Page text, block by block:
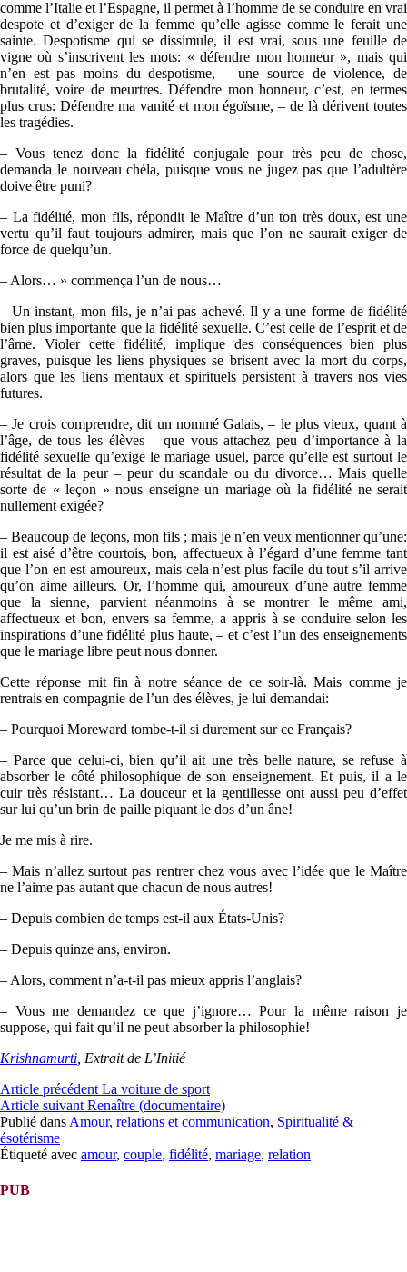
comme l’Italie et l’Espagne, il permet à l’homme de se conduire en vrai
despote et d’exiger de la femme qu’elle agisse comme le ferait une
sainte. Despotisme qui se dissimule, il est vrai, sous une feuille de
vigne où s’inscrivent les mots: « défendre mon honneur », mais qui
n’en est pas moins du despotisme, – une source de violence, de
brutalité, voire de meurtres. Défendre mon honneur, c’est, en termes
plus crus: Défendre ma vanité et mon égoïsme, – de là dérivent toutes
les tragédies.
– Vous tenez donc la fidélité conjugale pour très peu de chose,
demanda le nouveau chéla, puisque vous ne jugez pas que l’adultère
doive être puni?
– La fidélité, mon fils, répondit le Maître d’un ton très doux, est une
vertu qu’il faut toujours admirer, mais que l’on ne saurait exiger de
force de quelqu’un.
– Alors… » commença l’un de nous…
– Un instant, mon fils, je n’ai pas achevé. Il y a une forme de fidélité
bien plus importante que la fidélité sexuelle. C’est celle de l’esprit et de
l’âme. Violer cette fidélité, implique des conséquences bien plus
graves, puisque les liens physiques se brisent avec la mort du corps,
alors que les liens mentaux et spirituels persistent à travers nos vies
futures.
– Je crois comprendre, dit un nommé Galais, – le plus vieux, quant à
l’âge, de tous les élèves – que vous attachez peu d’importance à la
fidélité sexuelle qu’exige le mariage usuel, parce qu’elle est surtout le
résultat de la peur – peur du scandale ou du divorce… Mais quelle
sorte de « leçon » nous enseigne un mariage où la fidélité ne serait
nullement exigée?
– Beaucoup de leçons, mon fils ; mais je n’en veux mentionner qu’une:
il est aisé d’être courtois, bon, affectueux à l’égard d’une femme tant
que l’on en est amoureux, mais cela n’est plus facile du tout s’il arrive
qu’on aime ailleurs. Or, l’homme qui, amoureux d’une autre femme
que la sienne, parvient néanmoins à se montrer le même ami,
affectueux et bon, envers sa femme, a appris à se conduire selon les
inspirations d’une fidélité plus haute, – et c’est l’un des enseignements
que le mariage libre peut nous donner.
Cette réponse mit fin à notre séance de ce soir-là. Mais comme je
rentrais en compagnie de l’un des élèves, je lui demandai:
– Pourquoi Moreward tombe-t-il si durement sur ce Français?
– Parce que celui-ci, bien qu’il ait une très belle nature, se refuse à
absorber le côté philosophique de son enseignement. Et puis, il a le
cuir très résistant… La douceur et la gentillesse ont aussi peu d’effet
sur lui qu’un brin de paille piquant le dos d’un âne!
Je me mis à rire.
– Mais n’allez surtout pas rentrer chez vous avec l’idée que le Maître
ne l’aime pas autant que chacun de nous autres!
– Depuis combien de temps est-il aux États-Unis?
– Depuis quinze ans, environ.
– Alors, comment n’a-t-il pas mieux appris l’anglais?
– Vous me demandez ce que j’ignore… Pour la même raison je
suppose, qui fait qu’il ne peut absorber la philosophie!
Krishnamurti , Extrait de L’Initié
Lire
la
suite
Article précédent La voiture de sport
Article suivant Renaître (documentaire)
Publié dans Amour, relations et communication, Spiritualité &
ésotérisme
Étiqueté avec amour, couple, fidélité, mariage, relation
PUB